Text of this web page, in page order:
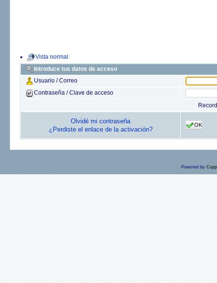
Vista normal
Introduce tus datos de acceso
Usuario / Correo
Contraseña / Clave de acceso
Olvidé mi contraseña
¿Perdiste el enlace de la activación?
OK
Powered by